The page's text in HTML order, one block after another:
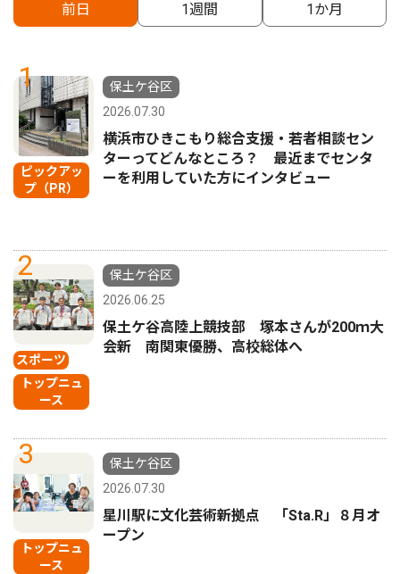
前日 1週間 1か月
1
ピックアッ
プ（PR）
保土ケ谷区
2026.07.30
横浜市ひきこもり総合支援・若者相談セン
ターってどんなところ？ 最近までセンタ
ーを利用していた方にインタビュー
2
スポーツ
トップニュ
ース
保土ケ谷区
2026.06.25
保土ケ谷高陸上競技部 塚本さんが200ｍ大
会新 南関東優勝、高校総体へ
3
トップニュ
ース
保土ケ谷区
2026.07.30
星川駅に文化芸術新拠点 「Sta.R」８月オ
ープン